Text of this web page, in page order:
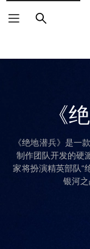
搜
索
《
《绝地潜兵》是一
制作团队开发的硬
家将扮演精英部队“
银河